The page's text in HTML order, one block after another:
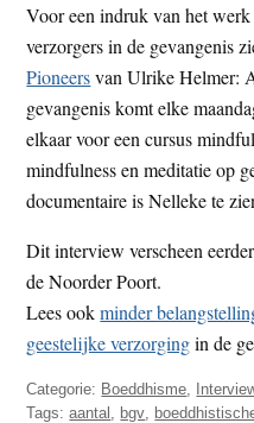
Voor een indruk van het
verzorgers in de gevangenis
Pioneersvan Ulrike Helmer:
gevangenis komt elke
elkaar voor een cursus
mindfulness en meditatie op
documentaire is Nelleke te
Dit interview verscheen
de Noorder Poort.
Lees ookminder
geestelijke verzorgingin de
Categorie: Boeddhisme
Tags:aantal bgv